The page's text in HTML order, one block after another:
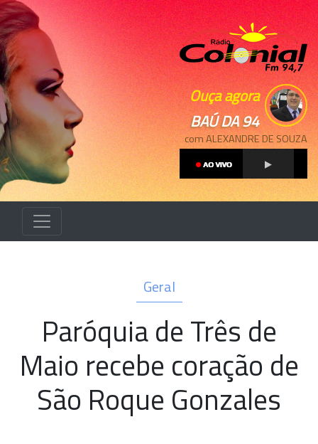
Ouça agora
BAÚ DA 94
com ALEXANDRE DE SOUZA
Geral
Paróquia de Três de
Maio recebe coração de
São Roque Gonzales